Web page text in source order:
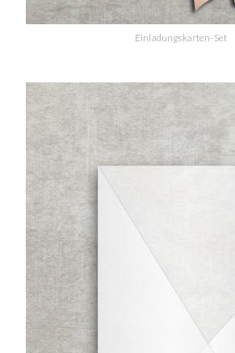
Einladungskarten-Set